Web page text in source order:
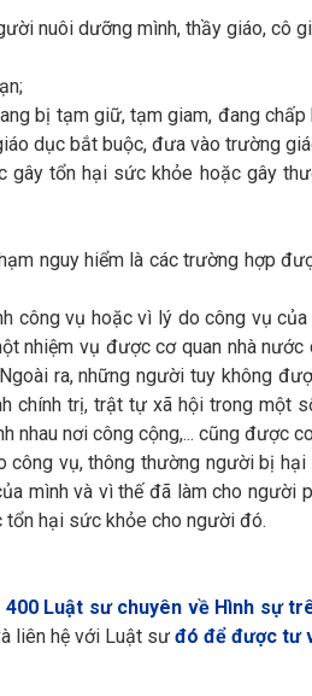
nuôi dưỡng mình, thầy giáo, cô
bị tạm giữ, tạm giam, đang
dục bắt buộc, đưa vào trường
gây tổn hại sức khỏe hoặc gây
nguy hiểm là các trường hợp
công vụ hoặc vì lý do công vụ của
nhiệm vụ được cơ quan nhà
ra, những người tuy không
chính trị, trật tự xã hội trong một
nhau nơi công cộng,... cũng được
vụ, thông thường người bị hại
mình và vì thế đã làm cho người
hại sức khỏe cho người đó.
400 Luật sư chuyên về Hình sự
liên hệ với Luật sư đó để được tư